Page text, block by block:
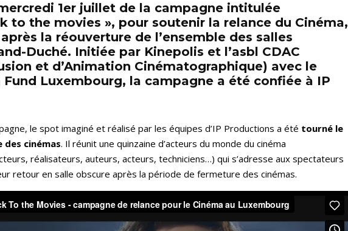
1er juillet de la campagne intitulée
to the movies », pour soutenir la relance du Cinéma,
la réouverture de l’ensemble des salles
Duché. Initiée par Kinepolis et l’asbl CDAC
et d’Animation Cinématographique) avec le
Luxembourg, la campagne a été confiée à IP
le spot imaginé et réalisé par les équipes d’IP Productions a été tourné le
cinémas. Il réunit une quinzaine d’acteurs du monde du cinéma
réalisateurs, auteurs, acteurs, techniciens…) qui s’adresse aux spectateurs
retour en salle obscure après la période de fermeture des cinémas.